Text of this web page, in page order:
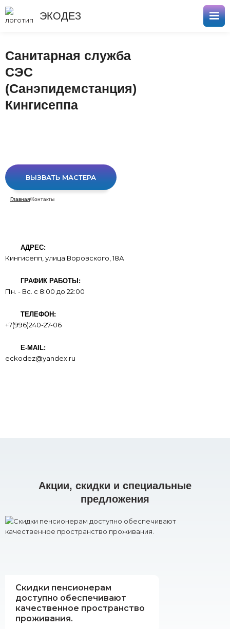
ЭКОДЕЗ
Санитарная служба
СЭС
(Санэпидемстанция)
Кингисеппа
ВЫЗВАТЬ МАСТЕРА
Главная/Контакты
АДРЕС:
Кингисепп, улица Воровского, 18А
ГРАФИК РАБОТЫ:
Пн. - Вс. с 8:00 до 22:00
ТЕЛЕФОН:
+7(996)240-27-06
E-MAIL:
eckodez@yandex.ru
Акции, скидки и специальные
предложения
Скидки пенсионерам
доступно обеспечивают
качественное пространство
проживания.